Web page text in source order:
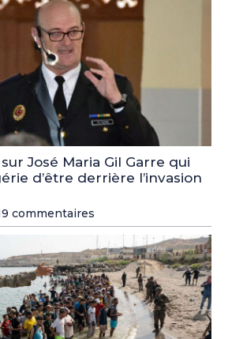
José Maria Gil Garre qui
d’être derrière l’invasion
commentaires